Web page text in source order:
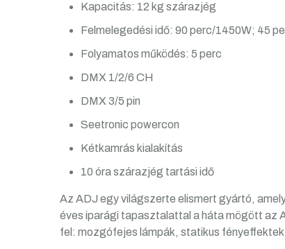
Kapacitás: 12 kg szárazjég
Felmelegedési idő: 90 perc/1450W; 45
Folyamatos működés: 5 perc
DMX 1/2/6 CH
DMX 3/5 pin
Seetronic powercon
Kétkamrás kialakítás
10 óra szárazjég tartási idő
Az ADJ egy világszerte elismert gyártó,
éves iparági tapasztalattal a háta mögött az
fel: mozgófejes lámpák, statikus